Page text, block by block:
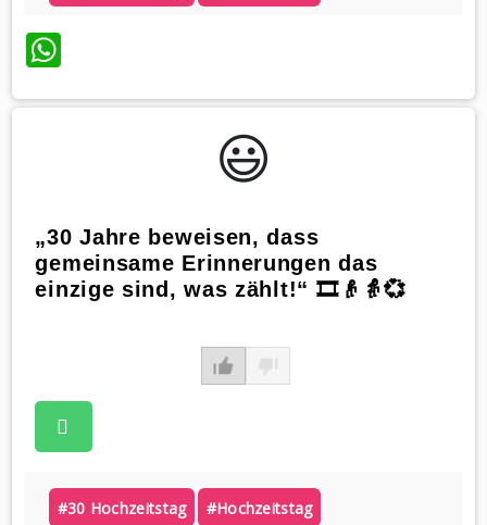
WhatsApp
😃️
„30 Jahre beweisen, dass
gemeinsame Erinnerungen das
einzige sind, was zählt!“ 🎞️👴👵💞
#30 Hochzeitstag #hochzeitstag